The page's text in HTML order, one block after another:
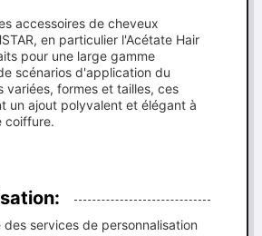
accessoires de cheveux
en particulier l'Acétate Hair
pour une large gamme
scénarios d'application du
variées, formes et tailles, ces
un ajout polyvalent et élégant à
coiffure.
des services de personnalisation